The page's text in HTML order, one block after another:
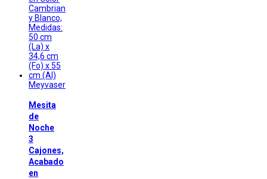
Meyvaser
Mesita
de
Noche
3
Cajones,
Acabado
en